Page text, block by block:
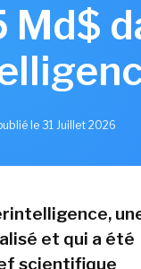
le 31 Juillet 2026
et qui a été
scientifique